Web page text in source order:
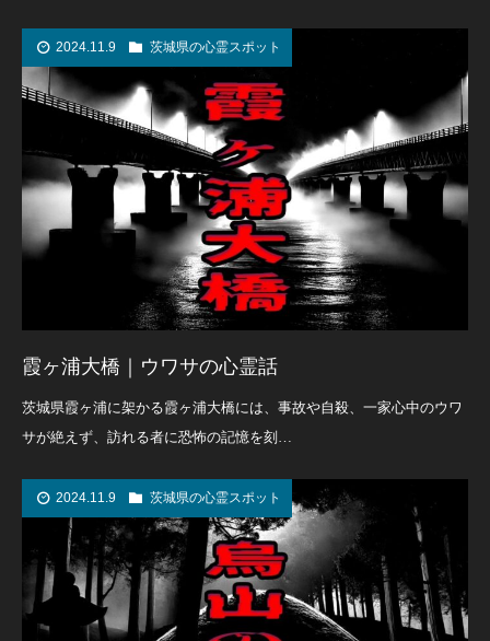
2024.11.9 茨城県の心霊スポット
霞ヶ浦大橋｜ウワサの心霊話
茨城県霞ヶ浦に架かる霞ヶ浦大橋には、事故や自殺、一家心中のウワ
サが絶えず、訪れる者に恐怖の記憶を刻…
2024.11.9 茨城県の心霊スポット